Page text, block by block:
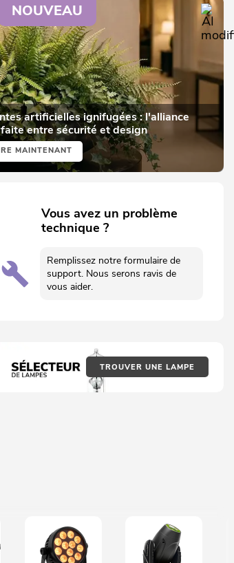
NOUVEAU
artificielles ignifugées : l'alliance
entre sécurité et design
MAINTENANT
Vous avez un problème
technique ?
Remplissez notre formulaire de
support. Nous serons ravis de
vous aider.
TROUVER UNE LAMPE